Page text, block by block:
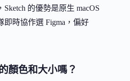
的優勢是原生 macOS
時協作選 Figma，偏好
顏色和大小嗎？